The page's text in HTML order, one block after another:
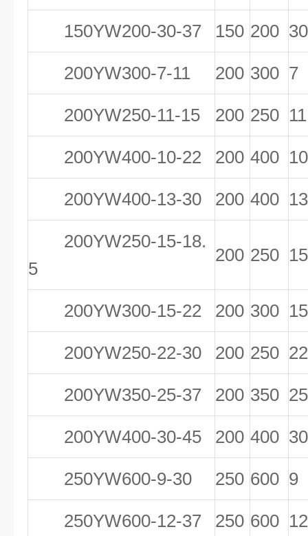
150YW200-30-37 150 200 30
200YW300-7-11 200 300 7
200YW250-11-15 200 250 11
200YW400-10-22 200 400 10
200YW400-13-30 200 400 13
200YW250-15-18.
5
200 250 15
200YW300-15-22 200 300 15
200YW250-22-30 200 250 22
200YW350-25-37 200 350 25
200YW400-30-45 200 400 30
250YW600-9-30 250 600 9
250YW600-12-37 250 600 12